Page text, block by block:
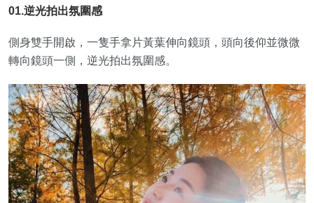
01.逆光拍出氛圍感
側身雙手開啟，一隻手拿片黃葉伸向鏡頭，頭向後仰並微微
轉向鏡頭一側，逆光拍出氛圍感。